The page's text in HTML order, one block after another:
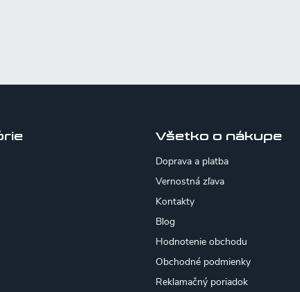
Všetko o nákupe
Doprava a platba
Vernostná zľava
Kontakty
Blog
Hodnotenie obchodu
Obchodné podmienky
Reklamačný poriadok